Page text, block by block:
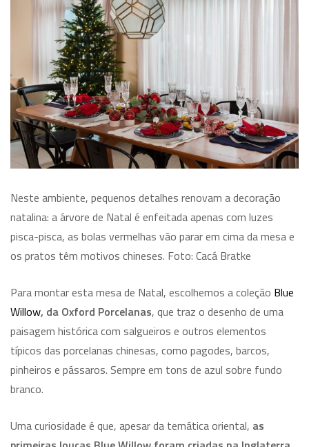
Neste ambiente, pequenos detalhes renovam a decoração
natalina: a árvore de Natal é enfeitada apenas com luzes
pisca-pisca, as bolas vermelhas vão parar em cima da mesa e
os pratos têm motivos chineses. Foto: Cacá Bratke
Para montar esta mesa de Natal, escolhemos a coleção Blue
Willow, da Oxford Porcelanas, que traz o desenho de uma
paisagem histórica com salgueiros e outros elementos
típicos das porcelanas chinesas, como pagodes, barcos,
pinheiros e pássaros. Sempre em tons de azul sobre fundo
branco.
Uma curiosidade é que, apesar da temática oriental, as